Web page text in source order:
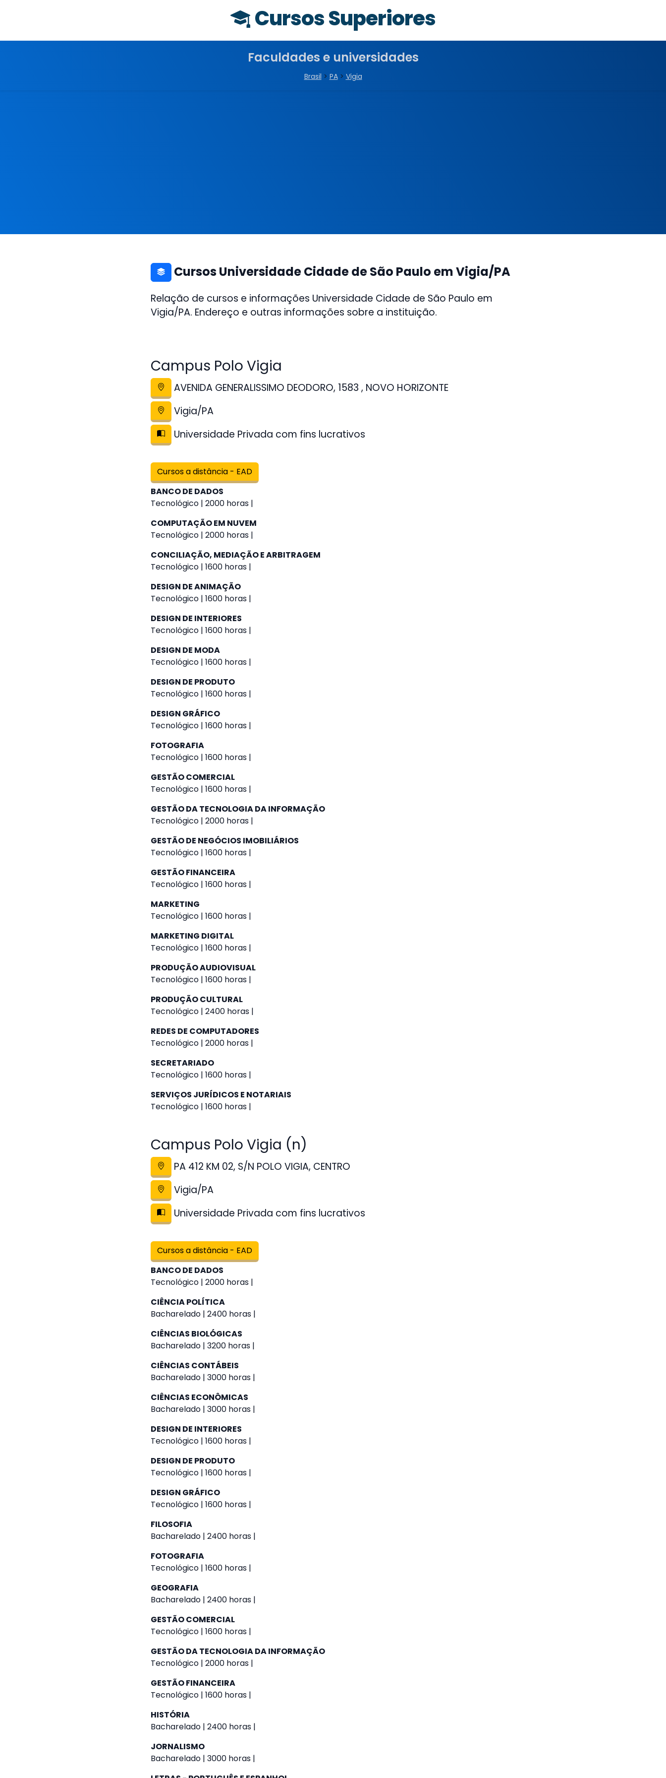
Cursos Superiores
Faculdades e universidades
Brasil > PA> Vigia
Cursos Universidade Cidade de São Paulo em Vigia/PA
Relação de cursos e informações Universidade Cidade de São Paulo em
Vigia/PA. Endereço e outras informações sobre a instituição.
Campus Polo Vigia
AVENIDA GENERALISSIMO DEODORO, 1583 , NOVO HORIZONTE
Vigia/PA
Universidade Privada com fins lucrativos
Cursos a distância - EAD
BANCO DE DADOS
Tecnológico | 2000 horas |
COMPUTAÇÃO EM NUVEM
Tecnológico | 2000 horas |
CONCILIAÇÃO, MEDIAÇÃO E ARBITRAGEM
Tecnológico | 1600 horas |
DESIGN DE ANIMAÇÃO
Tecnológico | 1600 horas |
DESIGN DE INTERIORES
Tecnológico | 1600 horas |
DESIGN DE MODA
Tecnológico | 1600 horas |
DESIGN DE PRODUTO
Tecnológico | 1600 horas |
DESIGN GRÁFICO
Tecnológico | 1600 horas |
FOTOGRAFIA
Tecnológico | 1600 horas |
GESTÃO COMERCIAL
Tecnológico | 1600 horas |
GESTÃO DA TECNOLOGIA DA INFORMAÇÃO
Tecnológico | 2000 horas |
GESTÃO DE NEGÓCIOS IMOBILIÁRIOS
Tecnológico | 1600 horas |
GESTÃO FINANCEIRA
Tecnológico | 1600 horas |
MARKETING
Tecnológico | 1600 horas |
MARKETING DIGITAL
Tecnológico | 1600 horas |
PRODUÇÃO AUDIOVISUAL
Tecnológico | 1600 horas |
PRODUÇÃO CULTURAL
Tecnológico | 2400 horas |
REDES DE COMPUTADORES
Tecnológico | 2000 horas |
SECRETARIADO
Tecnológico | 1600 horas |
SERVIÇOS JURÍDICOS E NOTARIAIS
Tecnológico | 1600 horas |
Campus Polo Vigia (n)
PA 412 KM 02, S/N POLO VIGIA, CENTRO
Vigia/PA
Universidade Privada com fins lucrativos
Cursos a distância - EAD
BANCO DE DADOS
Tecnológico | 2000 horas |
CIÊNCIA POLÍTICA
Bacharelado | 2400 horas |
CIÊNCIAS BIOLÓGICAS
Bacharelado | 3200 horas |
CIÊNCIAS CONTÁBEIS
Bacharelado | 3000 horas |
CIÊNCIAS ECONÔMICAS
Bacharelado | 3000 horas |
DESIGN DE INTERIORES
Tecnológico | 1600 horas |
DESIGN DE PRODUTO
Tecnológico | 1600 horas |
DESIGN GRÁFICO
Tecnológico | 1600 horas |
FILOSOFIA
Bacharelado | 2400 horas |
FOTOGRAFIA
Tecnológico | 1600 horas |
GEOGRAFIA
Bacharelado | 2400 horas |
GESTÃO COMERCIAL
Tecnológico | 1600 horas |
GESTÃO DA TECNOLOGIA DA INFORMAÇÃO
Tecnológico | 2000 horas |
GESTÃO FINANCEIRA
Tecnológico | 1600 horas |
HISTÓRIA
Bacharelado | 2400 horas |
JORNALISMO
Bacharelado | 3000 horas |